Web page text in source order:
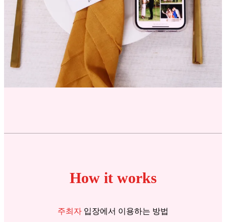
How it works
주최자 입장에서 이용하는 방법